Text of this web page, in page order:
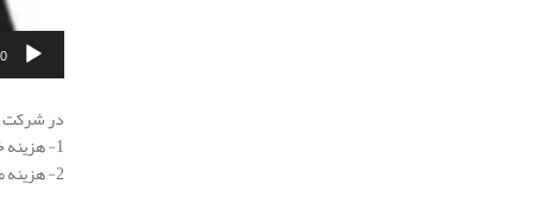
در شرکت
1- هزینه خدمات پاشش پلی یورتان
2- هزینه مواد پلی یورتان پاششی